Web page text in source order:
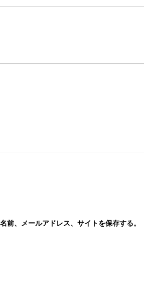
前、メールアドレス、サイトを保存する。